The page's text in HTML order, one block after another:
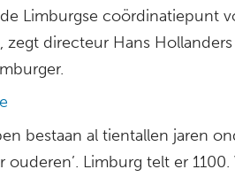
Limburgse coördinatiepunt
zegt directeur Hans
bestaan al tientallen jaren
ouderen’. Limburg telt er